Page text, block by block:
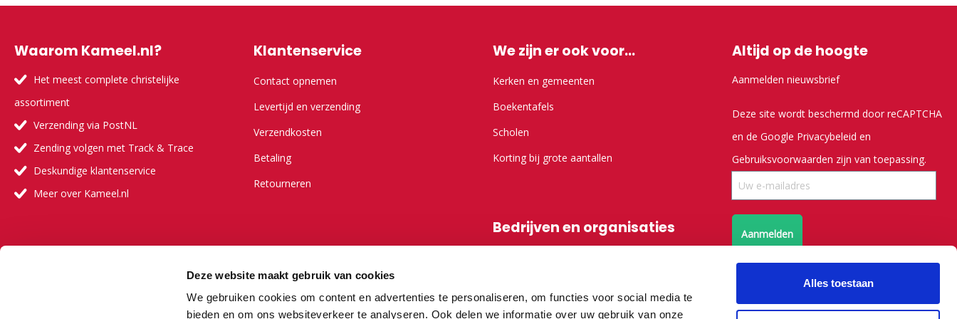
Deze website maakt gebruik van cookies
We gebruiken cookies om content en advertenties te personaliseren, om functies voor social media te
bieden en om ons websiteverkeer te analyseren. Ook delen we informatie over uw gebruik van onze
Alles toestaan
Waarom Kameel.nl?
Het meest complete christelijke
assortiment
Verzending via PostNL
Zending volgen met Track & Trace
Deskundige klantenservice
Meer over Kameel.nl
Klantenservice
Contact opnemen
Levertijd en verzending
Verzendkosten
Betaling
Retourneren
Onze visie
Onze partners
We zijn er ook voor...
Kerken en gemeenten
Boekentafels
Scholen
Korting bij grote aantallen
Bedrijven en organisaties
Altijd op de hoogte
Aanmelden nieuwsbrief
Deze site wordt beschermd door reCAPTCHA
en de Google Privacybeleid en
Gebruiksvoorwaarden zijn van toepassing.
Aanmelden
Volg ons op X
Volg ons op facebook